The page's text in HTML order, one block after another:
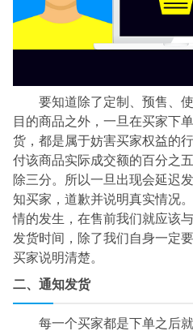
要知道除了定制、预售、
目的商品之外，一旦在买家下
货，都是属于妨害买家权益的
付该商品实际成交额的百分之
除三分。所以一旦出现会延迟
知买家，道歉并说明真实情况
情的发生，在售前我们就应该
发货时间，除了我们自身一定
买家说明清楚。
二、通知发货
每一个买家都是下单之后